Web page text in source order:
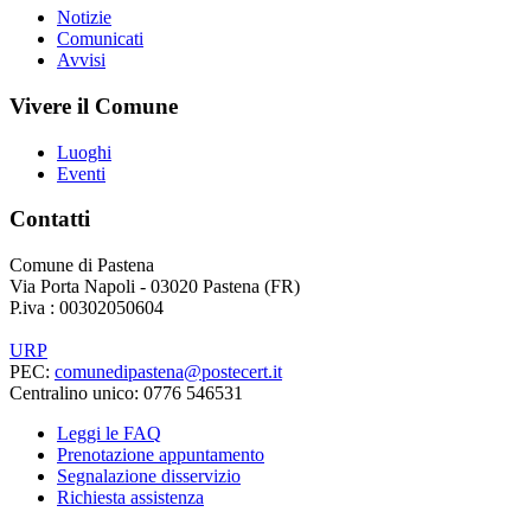
Notizie
Comunicati
Avvisi
Vivere il Comune
Luoghi
Eventi
Contatti
Comune di Pastena
Via Porta Napoli - 03020 Pastena (FR)
P.iva : 00302050604
URP
PEC: comunedipastena@postecert.it
Centralino unico: 0776 546531
Leggi le FAQ
Prenotazione appuntamento
Segnalazione disservizio
Richiesta assistenza